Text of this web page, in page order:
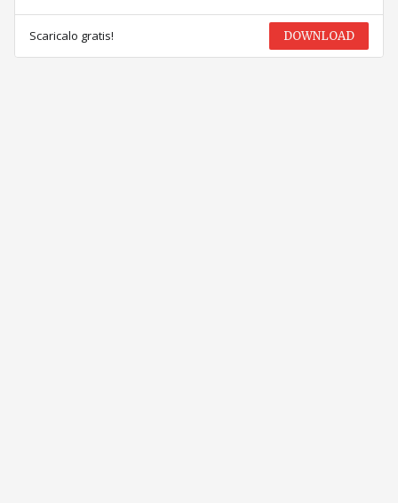
Scaricalo gratis! DOWNLOAD